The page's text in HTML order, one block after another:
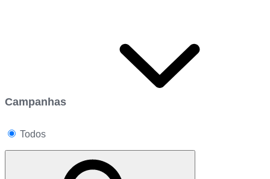
Campanhas
Todos